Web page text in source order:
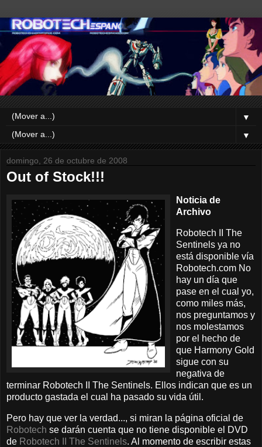
▼
▼
domingo, 26 de octubre de 2008
Out of Stock!!!
Noticia de
Archivo
Robotech II The
Sentinels ya no
está disponible vía
Robotech.com No
hay un día que
pase en el cual yo,
como miles más,
nos preguntamos y
nos molestamos
por el hecho de
que Harmony Gold
sigue con su
negativa de
terminar Robotech II The Sentinels. Ellos indican que es un
producto gastada el cual ha pasado su vida útil.
Pero hay que ver la verdad..., si miran la página oficial de
Robotech se darán cuenta que no tiene disponible el DVD
de Robotech II The Sentinels. Al momento de escribir estas